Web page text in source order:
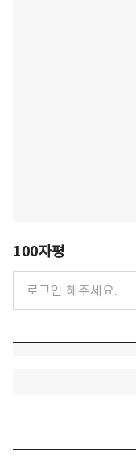
100자평